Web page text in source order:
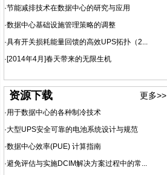
·节能减排技术在数据中心的研究与应用
·数据中心基础设施管理策略的调整
·具有开关损耗能量回馈的高效UPS拓扑（2...
·[2014年4月]春天带来的无限生机
资源下载 更多>>
·用于数据中心的各种制冷技术
·大型UPS安全可靠的电池系统设计与规范
·数据中心效率(PUE) 计算指南
·避免评估与实施DCIM解决方案过程中的常...